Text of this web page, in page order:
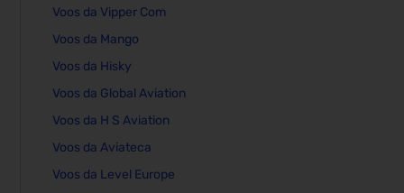
Voos da Vipper Com
Voos da Mango
Voos da Hisky
Voos da Global Aviation
Voos da H S Aviation
Voos da Aviateca
Voos da Level Europe